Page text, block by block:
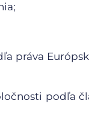
práva
podľa